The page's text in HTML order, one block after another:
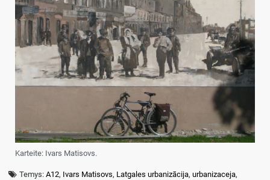
Karteite: Ivars Matisovs.
Temys:A12, Ivars Matisovs, Latgales urbanizācija,urbanizaceja,